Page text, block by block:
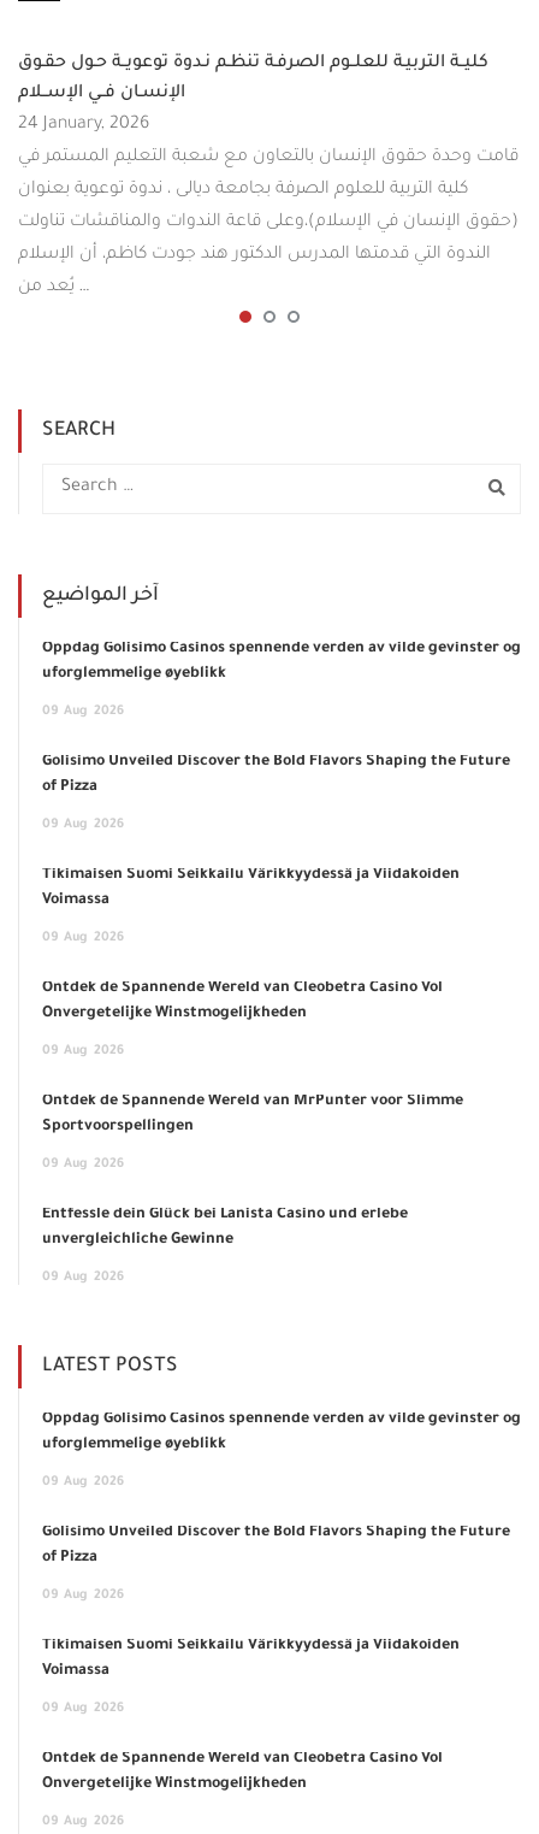
كليــة التربيـة للعلــوم الصرفـة تنظـم نـدوة توعويــة حـول حقـوق
الإنسـان فــي الإســلام
24 January, 2026
قامت وحدة حقوق الإنسان بالتعاون مع شعبة التعليم المستمر في
كلية التربية للعلوم الصرفة بجامعة ديالى ، ندوة توعوية بعنوان
(حقوق الإنسان في الإسلام)،وعلى قاعة الندوات والمناقشات تناولت
الندوة التي قدمتها المدرس الدكتور هند جودت كاظم، أن الإسلام
يُعد من …
SEARCH
آخر المواضيع
Oppdag Golisimo Casinos spennende verden av vilde gevinster og
uforglemmelige øyeblikk
09 Aug 2026
Golisimo Unveiled Discover the Bold Flavors Shaping the Future
of Pizza
09 Aug 2026
Tikimaisen Suomi Seikkailu Värikkyydessä ja Viidakoiden
Voimassa
09 Aug 2026
Ontdek de Spannende Wereld van Cleobetra Casino Vol
Onvergetelijke Winstmogelijkheden
09 Aug 2026
Ontdek de Spannende Wereld van MrPunter voor Slimme
Sportvoorspellingen
09 Aug 2026
Entfessle dein Glück bei Lanista Casino und erlebe
unvergleichliche Gewinne
09 Aug 2026
LATEST POSTS
Oppdag Golisimo Casinos spennende verden av vilde gevinster og
uforglemmelige øyeblikk
09 Aug 2026
Golisimo Unveiled Discover the Bold Flavors Shaping the Future
of Pizza
09 Aug 2026
Tikimaisen Suomi Seikkailu Värikkyydessä ja Viidakoiden
Voimassa
09 Aug 2026
Ontdek de Spannende Wereld van Cleobetra Casino Vol
Onvergetelijke Winstmogelijkheden
09 Aug 2026